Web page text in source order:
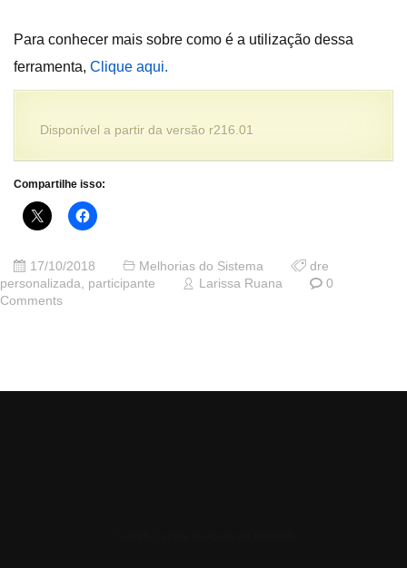
Para conhecer mais sobre como é a utilização dessa
ferramenta, Clique aqui.
Disponível a partir da versão r216.01
Compartilhe isso:
17/10/2018 Melhorias do Sistema
dre
personalizada
participante Larissa Ruana
0
Comments